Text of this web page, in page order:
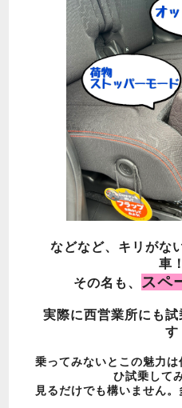
などなど、キリがな
車
その名も、
スペ
実際に西営業所にも
す
乗ってみないとこの魅力
ひ試乗して
見るだけでも構いません